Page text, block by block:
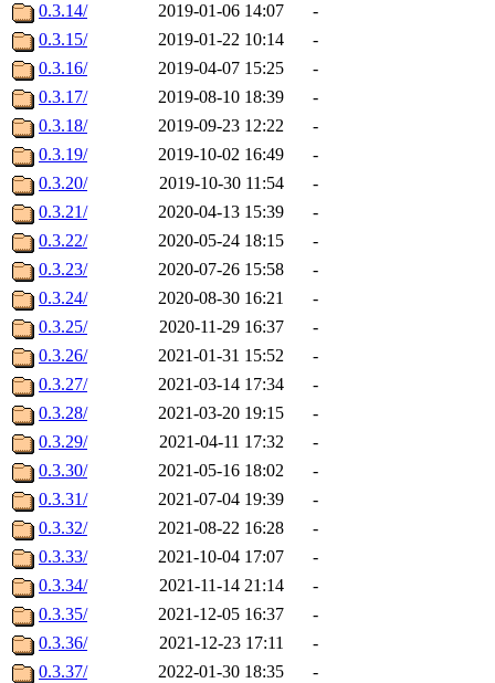
0.3.14/
2019-01-06 14:07
-
0.3.15/
2019-01-22 10:14
-
0.3.16/
2019-04-07 15:25
-
0.3.17/
2019-08-10 18:39
-
0.3.18/
2019-09-23 12:22
-
0.3.19/
2019-10-02 16:49
-
0.3.20/
2019-10-30 11:54
-
0.3.21/
2020-04-13 15:39
-
0.3.22/
2020-05-24 18:15
-
0.3.23/
2020-07-26 15:58
-
0.3.24/
2020-08-30 16:21
-
0.3.25/
2020-11-29 16:37
-
0.3.26/
2021-01-31 15:52
-
0.3.27/
2021-03-14 17:34
-
0.3.28/
2021-03-20 19:15
-
0.3.29/
2021-04-11 17:32
-
0.3.30/
2021-05-16 18:02
-
0.3.31/
2021-07-04 19:39
-
0.3.32/
2021-08-22 16:28
-
0.3.33/
2021-10-04 17:07
-
0.3.34/
2021-11-14 21:14
-
0.3.35/
2021-12-05 16:37
-
0.3.36/
2021-12-23 17:11
-
0.3.37/
2022-01-30 18:35
-